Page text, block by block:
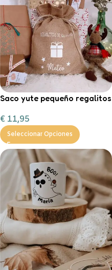
Saco yute pequeño regalitos
€ 11,95
Seleccionar Opciones